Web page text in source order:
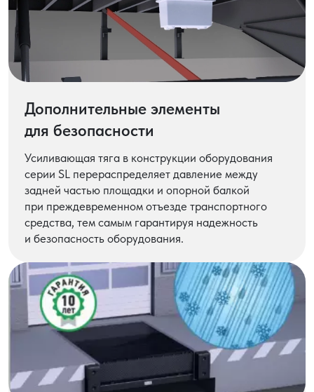
Дополнительные элементы
для безопасности
Усиливающая тяга в конструкции оборудования
серии SL перераспределяет давление между
задней частью площадки и опорной балкой
при преждевременном отъезде транспортного
средства, тем самым гарантируя надежность
и безопасность оборудования.